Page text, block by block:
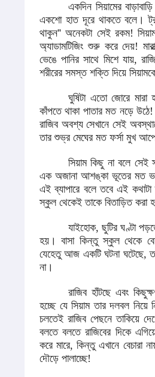
একদিন সিয়ামের
একশো হাত দূরে থাকতে বলে।
থাকুন” অনেকটা সেই রকম! সিয়াম
অ্যাডামটিজিং শুরু করে দেয়!
ভেঙে পানির সাথে মিশে যায়,
শরীরের সমস্ত শক্তি দিয়ে
ঘুষিটা এতো জোরে মারা
কাঁপতে থাকা পাতার মত নড়ে
রাজিব অবশ্য সেখানে সেই
তার শুভ্র মেঘের মত ফর্সা মুখ
সিয়াম কিছু না বলে সেই
এক অজানা আশঙ্কা ভূতের মত ভর
এই ব্যাপারে বলে তবে এই
স্কুল থেকেই তাকে বিতাড়িত করা
যাইহোক, ছুটির ঘণ্টা
হয়। বাসা কিন্তু স্কুল থেকে
যেহেতু আজ একটি ঘটনা ঘটেছে,
না।
রাজিব হাঁটছে এবং
হচ্ছে যে সিয়াম তার দলবল
চলতেই রাজিব পেছনে তাকিয়ে
বলতে বলতে রাজিবের দিকে
করে মারে, কিন্তু এখানে বেচারা
দৌড়ে পালাচ্ছে!